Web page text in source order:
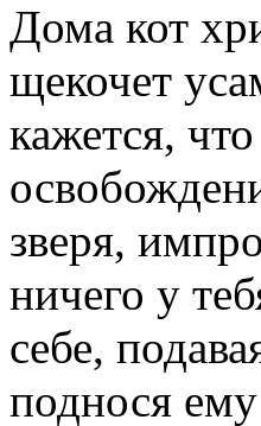
Дома кот
щекочет
кажется,
зверя,
ничего у
себе,
поднося